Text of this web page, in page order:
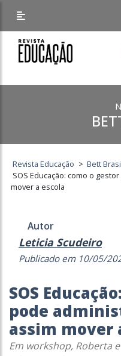
Revista Educação > Bett
SOS Educação: como o
mover a escola
Autor
Leticia Scudeiro
Publicado em 10/05/
SOS
pode
assim mover
Em workshop, Roberta